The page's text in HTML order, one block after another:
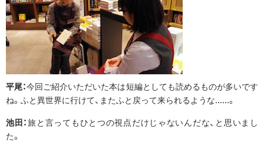
平尾：今回ご紹介いただいた本は短編としても読めるものが多いです
ね。ふと異世界に行けて、またふと戻って来られるような......。
池田：旅と言ってもひとつの視点だけじゃないんだな、と思いまし
た。